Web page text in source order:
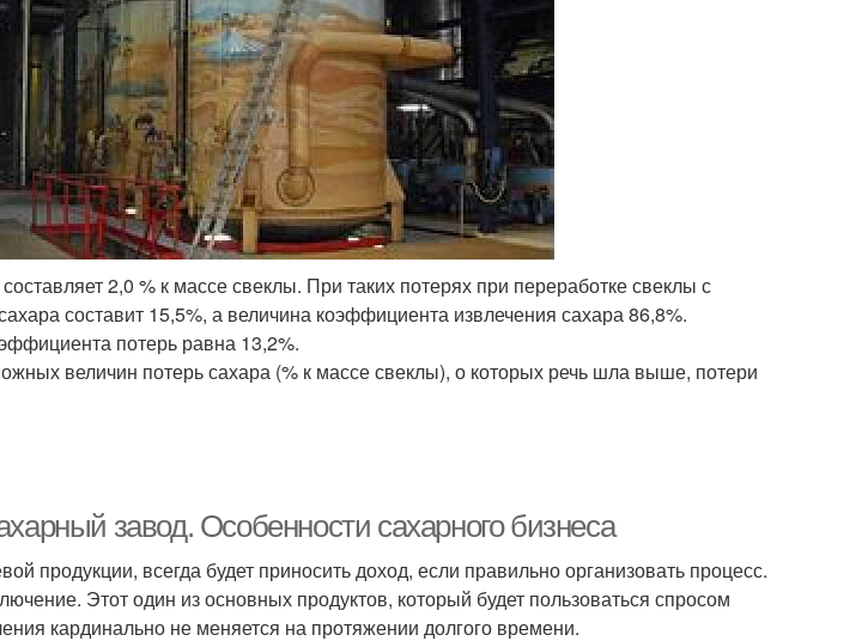
2,0 % к массе свеклы. При таких потерях при переработке свеклы с
составит 15,5%, а величина коэффициента извлечения сахара 86,8%.
потерь равна 13,2%.
величин потерь сахара (% к массе свеклы), о которых речь шла выше, потери
завод. Особенности сахарного бизнеса
продукции, всегда будет приносить доход, если правильно организовать процесс.
Этот один из основных продуктов, который будет пользоваться спросом
кардинально не меняется на протяжении долгого времени.